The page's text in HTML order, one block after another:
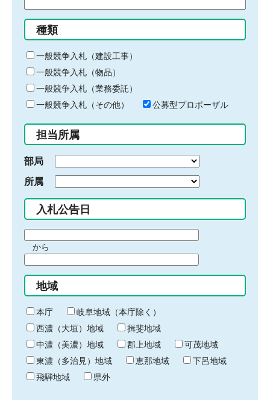
る
キ
ー
ワ
ー
ド
入
力
種類
一般競争入札（建設工事）
一般競争入札（物品）
一般競争入札（業務委託）
一般競争入札（その他）
公募型プロポーザル
担当所属
部局
所属
入札公告日
間
始
り
から
間
終
わ
り
地域
本庁
岐阜地域（本庁除く）
西濃（大垣）地域
揖斐地域
中濃（美濃）地域
郡上地域
可茂地域
東濃（多治見）地域
恵那地域
下呂地域
飛騨地域
県外